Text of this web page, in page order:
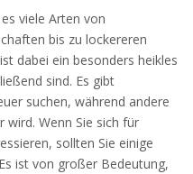
ich mich mit den
und Angebote des
kann ich jederzeit
viele Arten von
bis zu lockereren
ist dabei ein besonders heikles
sind. Es gibt
suchen, während andere
Wenn Sie sich für
sollten Sie einige
ist von großer Bedeutung,